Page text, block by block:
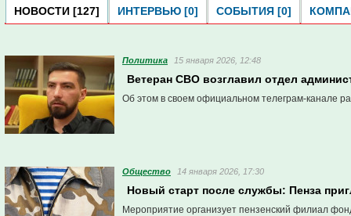
НОВОСТИ [127] ИНТЕРВЬЮ [0] СОБЫТИЯ [0]
Политика 15 января 2026, 12:48
Ветеран СВО возглавил отдел
Об этом в своем официальном телеграм-канале
Общество 14 января 2026, 17:30
Новый старт после службы: Пенза
Мероприятие организует пензенский филиал